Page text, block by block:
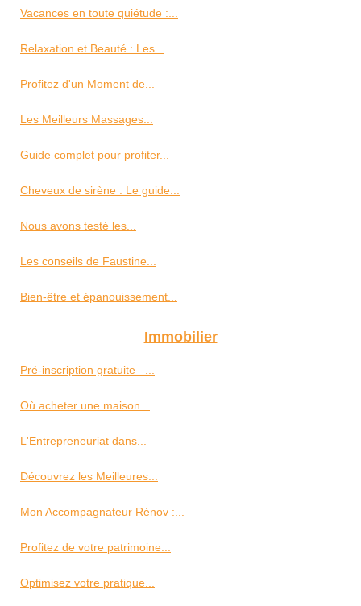
Vacances en toute quiétude :...
Relaxation et Beauté : Les...
Profitez d'un Moment de...
Les Meilleurs Massages...
Guide complet pour profiter...
Cheveux de sirène : Le guide...
Nous avons testé les...
Les conseils de Faustine...
Bien-être et épanouissement...
Immobilier
Pré-inscription gratuite –...
Où acheter une maison...
L'Entrepreneuriat dans...
Découvrez les Meilleures...
Mon Accompagnateur Rénov :...
Profitez de votre patrimoine...
Optimisez votre pratique...